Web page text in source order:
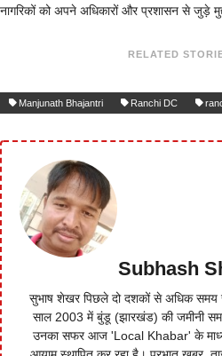
नागरिकों को अपने अधिकारों और प्रशासन से जुड़े
RELATED
Manjunath Bhajantri Ranchi DC
Subhash
सुभाष शेखर पिछले दो दशकों से अधिक समय
साल 2003 में बुंडू (झारखंड) की जमीनी
उनका सफर आज 'Local Khabar' के